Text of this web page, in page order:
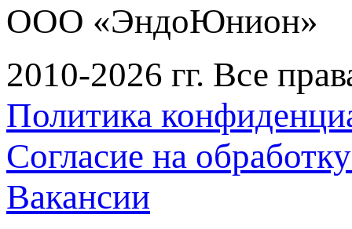
ООО «ЭндоЮнион»
2010-2026 гг. Все
Политика
Согласие на
Вакансии